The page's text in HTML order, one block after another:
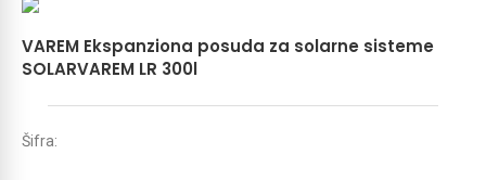
VAREM Ekspanziona posuda za solarne sisteme
SOLARVAREM LR 300l
Šifra: